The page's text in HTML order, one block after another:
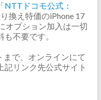
NTTドコモ公式：
換え特価のiPhone 17
オプション加入は一切
不要です。
で、オンラインにて
記リンク先公式サイト